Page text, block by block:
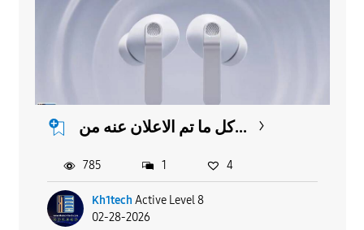
كل ما تم الاعلان عنه من...
Kh1tech Active Level 8
02-28-2026
785 1 4